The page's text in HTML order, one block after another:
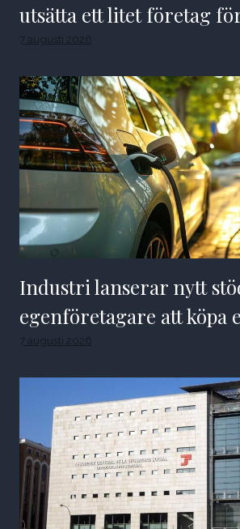
utsätta ett litet företag
7 augusti 2026
Industri lanserar nytt
egenföretagare att köpa
7 augusti 2026